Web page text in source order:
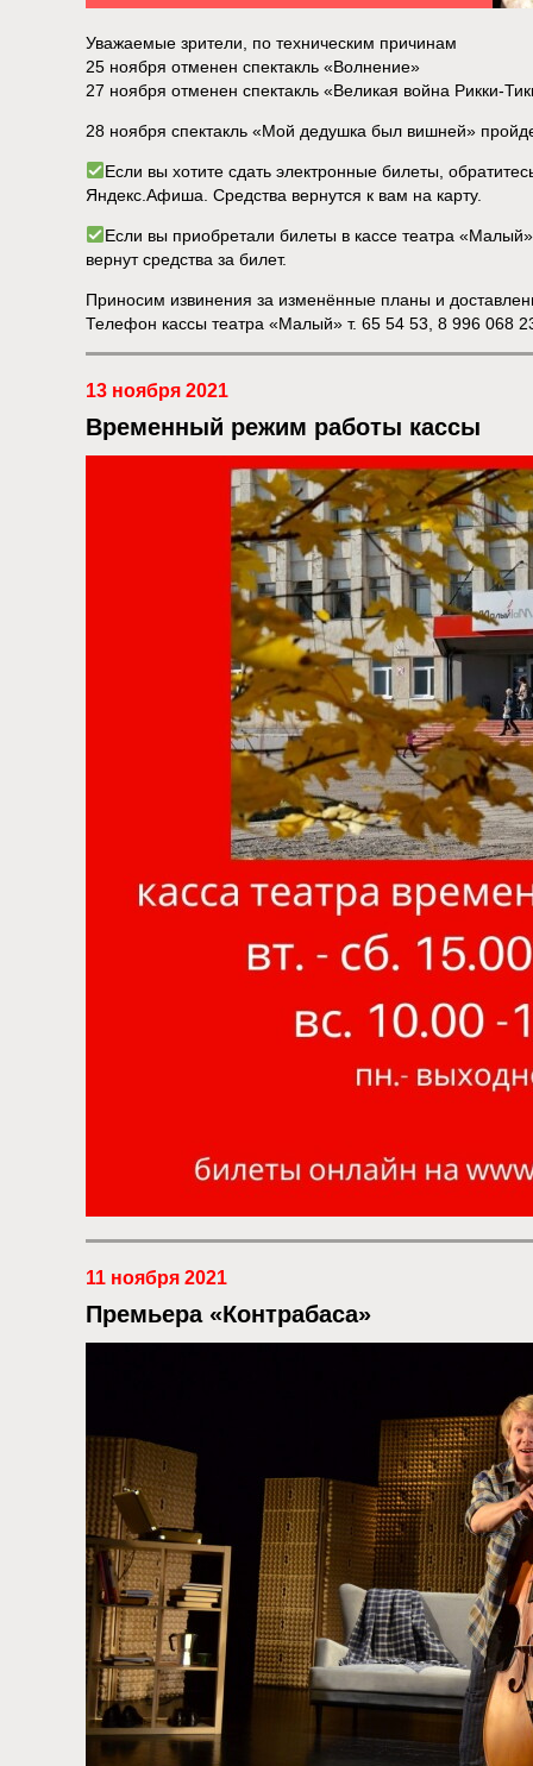
Уважаемые зрители, по техническим причинам
25 ноября отменен спектакль «Волнение»
27 ноября отменен спектакль «Великая война Рикки-
28 ноября спектакль «Мой дедушка был вишней»
Если вы хотите сдать электронные билеты,
Яндекс.Афиша. Средства вернутся к вам на карту.
Если вы приобретали билеты в кассе театра
вернут средства за билет.
Приносим извинения за изменённые планы и
Телефон кассы театра «Малый» т. 65 54 53, 8 996 068
13 ноября 2021
Временный режим работы кассы
11 ноября 2021
Премьера «Контрабаса»